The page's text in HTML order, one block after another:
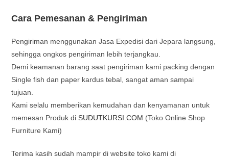
Cara Pemesanan & Pengiriman
Pengiriman menggunakan Jasa Expedisi dari Jepara langsung,
sehingga ongkos pengiriman lebih terjangkau.
Demi keamanan barang saat pengiriman kami packing dengan
Single fish dan paper kardus tebal, sangat aman sampai
tujuan.
Kami selalu memberikan kemudahan dan kenyamanan untuk
memesan Produk diSUDUTKURSI.COM (Toko Online Shop
Furniture Kami)
Terima kasih sudah mampir di website toko kami di